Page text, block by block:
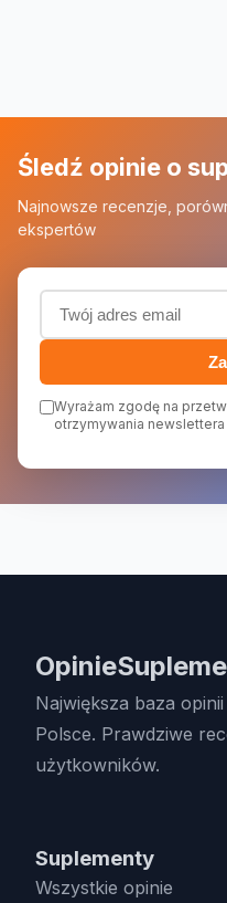
Śledź opinie o
Najnowsze recenzje,
ekspertów
Adres email
Wyrażam zgodę na
otrzymywania newslettera
Największa baza
Polsce. Prawdziwe
użytkowników.
Suplementy
Wszystkie opinie